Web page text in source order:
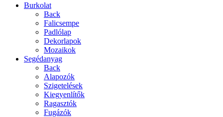
Burkolat
Back
Falicsempe
Padlólap
Dekorlapok
Mozaikok
Segédanyag
Back
Alapozók
Szigetelések
Kiegyenlítők
Ragasztók
Fugázók